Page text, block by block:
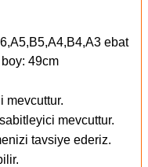
ebat
49cm
mevcuttur.
mevcuttur.
tavsiye ederiz.